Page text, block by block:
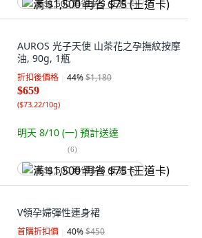
满 $1,500 再省 $75 (王道卡)
AUROS 光子天使 山茶花之孕撫紋按摩
油, 90g, 1瓶
折扣後價格 44%$1,180
$659
($73.22/10g)
明天 8/10 (一) 預計送達
(6)
满 $1,500 再省 $75 (王道卡)
V領孕婦彈性連身裙
首購折扣價 40%$450